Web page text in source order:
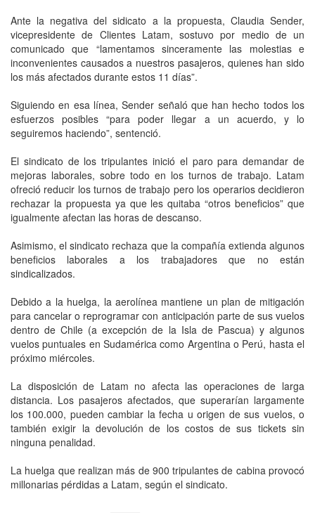
Ante la negativa del sidicato a la propuesta, Claudia Sender,
vicepresidente de Clientes Latam, sostuvo por medio de un
comunicado que “lamentamos sinceramente las molestias e
inconvenientes causados a nuestros pasajeros, quienes han sido
los más afectados durante estos 11 días”.
Siguiendo en esa línea, Sender señaló que han hecho todos los
esfuerzos posibles “para poder llegar a un acuerdo, y lo
seguiremos haciendo”, sentenció.
El sindicato de los tripulantes inició el paro para demandar de
mejoras laborales, sobre todo en los turnos de trabajo. Latam
ofreció reducir los turnos de trabajo pero los operarios decidieron
rechazar la propuesta ya que les quitaba “otros beneficios” que
igualmente afectan las horas de descanso.
Asimismo, el sindicato rechaza que la compañía extienda algunos
beneficios laborales a los trabajadores que no están
sindicalizados.
Debido a la huelga, la aerolínea mantiene un plan de mitigación
para cancelar o reprogramar con anticipación parte de sus vuelos
dentro de Chile (a excepción de la Isla de Pascua) y algunos
vuelos puntuales en Sudamérica como Argentina o Perú, hasta el
próximo miércoles.
La disposición de Latam no afecta las operaciones de larga
distancia. Los pasajeros afectados, que superarían largamente
los 100.000, pueden cambiar la fecha u origen de sus vuelos, o
también exigir la devolución de los costos de sus tickets sin
ninguna penalidad.
La huelga que realizan más de 900 tripulantes de cabina provocó
millonarias pérdidas a Latam, según el sindicato.